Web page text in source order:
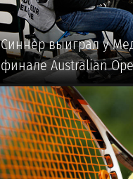
Синнер выиграл у
финале Australian
🥎 #ТЕННИС